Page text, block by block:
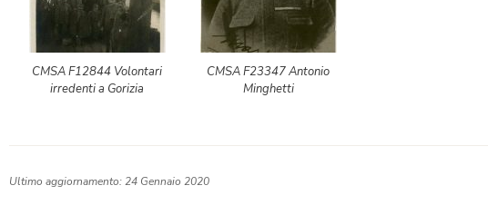
CMSA F12844 Volontari
irredenti a Gorizia
CMSA F23347 Antonio
Minghetti
Ultimo aggiornamento: 24 Gennaio 2020